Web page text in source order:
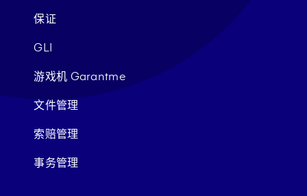
保证
GLI
游戏机 Garantme
文件管理
索赔管理
事务管理